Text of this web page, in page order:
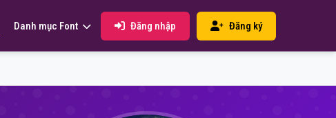
Danh mục Font Đăng nhập Đăng ký